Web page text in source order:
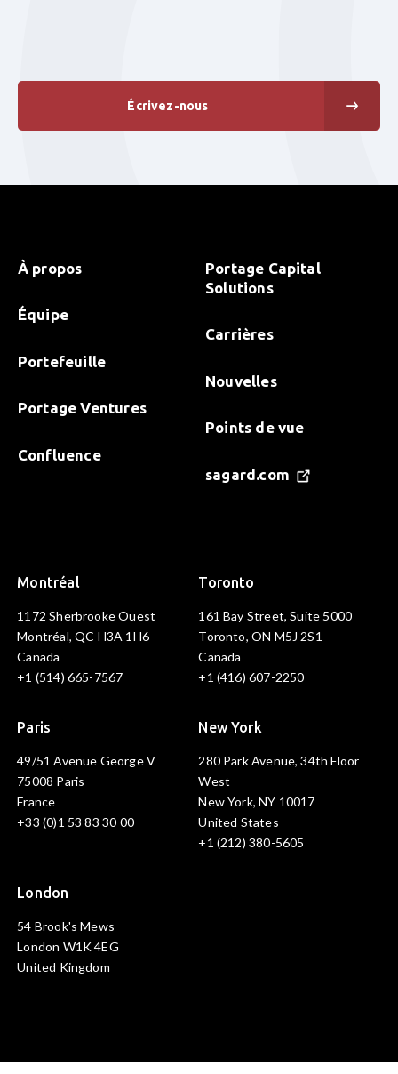
Écrivez-nous
À propos
Équipe
Portefeuille
Portage Ventures
Confluence
Portage Capital
Solutions
Carrières
Nouvelles
Points de vue
sagard.com
Montréal
1172 Sherbrooke Ouest
Montréal, QC H3A 1H6
Canada
+1 (514) 665-7567
Toronto
161 Bay Street, Suite 5000
Toronto, ON M5J 2S1
Canada
+1 (416) 607-2250
Paris
49/51 Avenue George V
75008 Paris
France
+33 (0)1 53 83 30 00
New York
280 Park Avenue, 34th Floor
West
New York, NY 10017
United States
+1 (212) 380-5605
London
54 Brook's Mews
London W1K 4EG
United Kingdom